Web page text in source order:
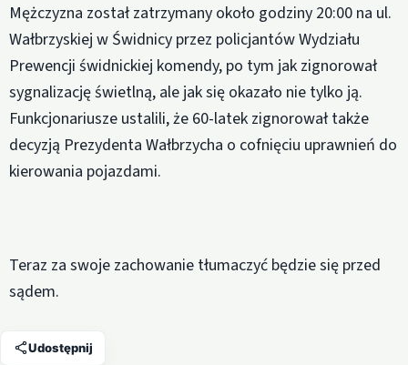
Mężczyzna został zatrzymany około godziny 20:00 na ul.
Wałbrzyskiej w Świdnicy przez policjantów Wydziału
Prewencji świdnickiej komendy, po tym jak zignorował
sygnalizację świetlną, ale jak się okazało nie tylko ją.
Funkcjonariusze ustalili, że 60-latek zignorował także
decyzją Prezydenta Wałbrzycha o cofnięciu uprawnień do
kierowania pojazdami.
Teraz za swoje zachowanie tłumaczyć będzie się przed
sądem.
Udostępnij